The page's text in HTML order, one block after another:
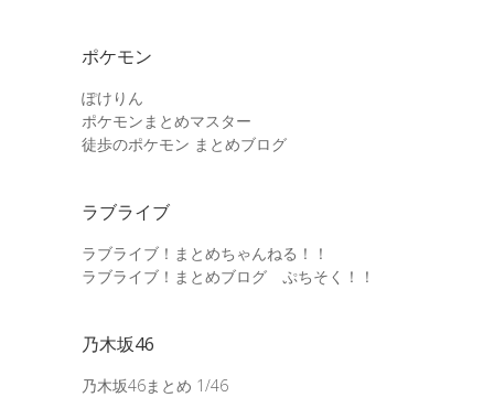
ポケモン
ぽけりん
ポケモンまとめマスター
徒歩のポケモン まとめブログ
ラブライブ
ラブライブ！まとめちゃんねる！！
ラブライブ！まとめブログ ぷちそく！！
乃木坂46
乃木坂46まとめ 1/46